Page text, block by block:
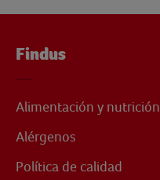
Findus
Alimentación y nutrición
Alérgenos
Política de calidad